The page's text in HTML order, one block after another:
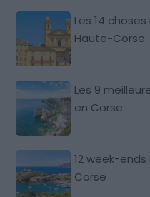
Les 14
Haute-Corse
Les 9
en Corse
12 week-
Corse